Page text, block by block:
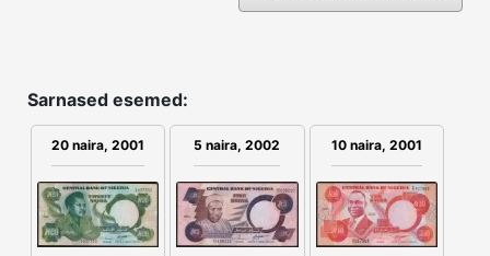
Sarnased esemed:
20 naira, 2001 5 naira, 2002 10 naira, 2001